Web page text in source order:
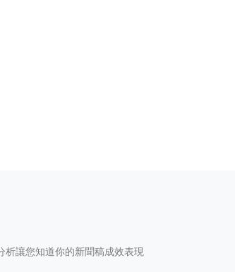
析讓您知道你的新聞稿成效表現